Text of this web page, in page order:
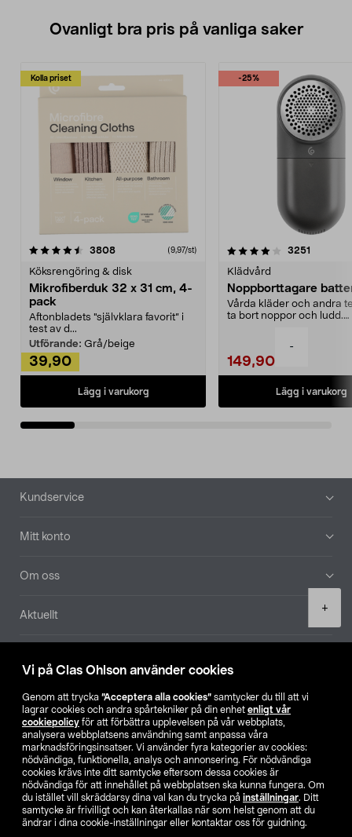
Vi på Clas Ohlson använder cookies
Genom att trycka ”Acceptera alla cookies” samtycker du till att vi
lagrar cookies och andra spårtekniker på din enhet enligt vår
cookiepolicy för att förbättra upplevelsen på vår webbplats,
analysera webbplatsens användning samt anpassa våra
marknadsföringsinsatser. Vi använder fyra kategorier av cookies:
nödvändiga, funktionella, analys och annonsering. För nödvändiga
cookies krävs inte ditt samtycke eftersom dessa cookies är
nödvändiga för att innehållet på webbplatsen ska kunna fungera. Om
du istället vill skräddarsy dina val kan du trycka på inställningar. Ditt
samtycke är frivilligt och kan återkallas när som helst genom att du
ändrar i dina cookie-inställningar eller kontaktar oss för guidning.
-
+
Ovanligt bra pris på vanliga saker
Kolla priset
3808recensioner (9,97/st)
Köksrengöring & disk
Mikrofiberduk 32 x 31 cm, 4-
pack
Aftonbladets "självklara favorit” i
test av d...
Utförande: Grå/beige
39,90
Lägg i varukorg
-25%
4.0av 5 stjärnor 3251
Klädvård
Noppborttagare
Vårda kläder och andra
ta bort noppor och ludd.
149,90
Lägg i varukorg
4.5av 5 stjärnor
Sidfot
Kundservice
Mitt konto
Om oss
Aktuellt
Hitta butik
SE NO FI